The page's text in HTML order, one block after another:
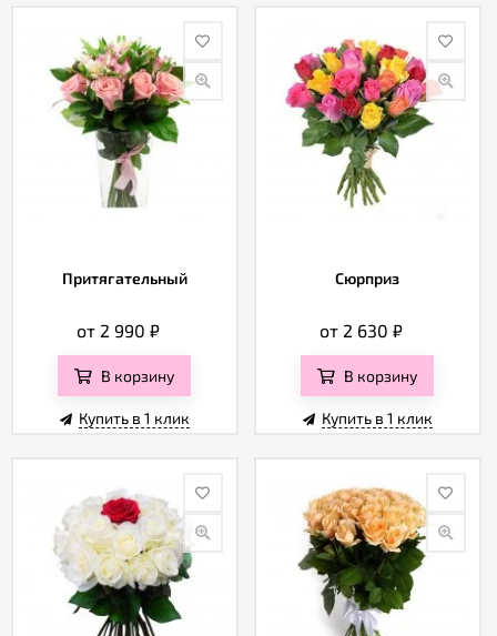
Притягательный
от 2 990 ₽
В корзину
Купить в 1 клик
Сюрприз
от 2 630 ₽
В корзину
Купить в 1 клик